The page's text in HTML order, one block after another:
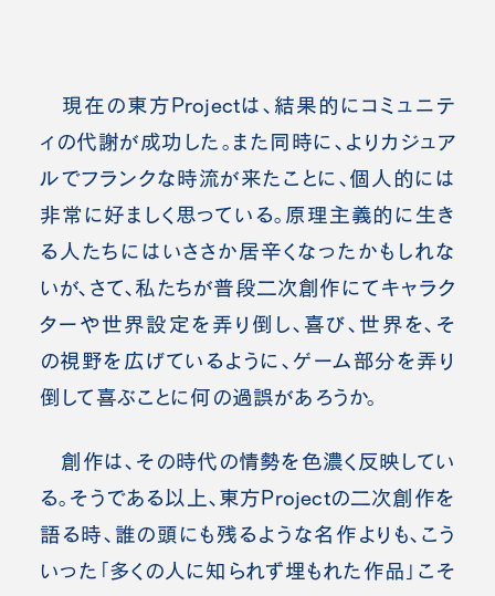
現在の東方Projectは、結果的にコミュニテ
ィの代謝が成功した。また同時に、よりカジュア
ルでフランクな時流が来たことに、個人的には
非常に好ましく思っている。原理主義的に生き
る人たちにはいささか居辛くなったかもしれな
いが、さて、私たちが普段二次創作にてキャラク
ターや世界設定を弄り倒し、喜び、世界を、そ
の視野を広げているように、ゲーム部分を弄り
倒して喜ぶことに何の過誤があろうか。
創作は、その時代の情勢を色濃く反映してい
る。そうである以上、東方Projectの二次創作を
語る時、誰の頭にも残るような名作よりも、こう
いった「多くの人に知られず埋もれた作品」こそ